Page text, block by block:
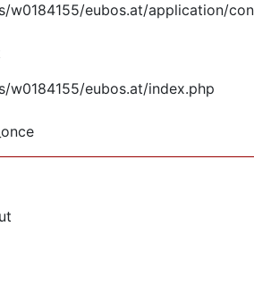
w0184155/eubos.at/application/
w0184155/eubos.at/index.php